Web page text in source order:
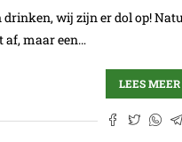
drinken, wij zijn er dol op!
af, maar een…
LEES MEER